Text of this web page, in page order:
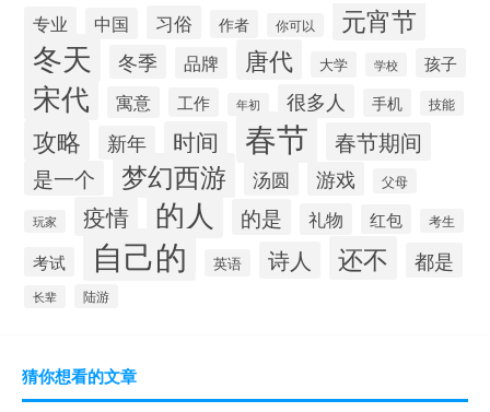
专业 中国 习俗 作者 你可以 元宵节
冬天 冬季 品牌 唐代 大学 学校 孩子
宋代 寓意 工作 年初 很多人 手机 技能
攻略 新年 时间 春节 春节期间
是一个 梦幻西游 汤圆 游戏 父母
玩家 疫情 的人 的是 礼物 红包 考生
考试 自己的 英语 诗人 还不 都是
长辈 陆游
猜你想看的文章